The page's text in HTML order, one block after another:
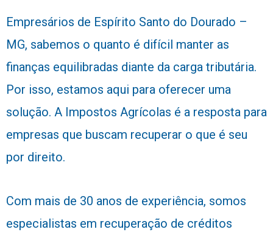
Empresários de Espírito Santo do Dourado –
MG, sabemos o quanto é difícil manter as
finanças equilibradas diante da carga tributária.
Por isso, estamos aqui para oferecer uma
solução. A Impostos Agrícolas é a resposta para
empresas que buscam recuperar o que é seu
por direito.
Com mais de 30 anos de experiência, somos
especialistas em recuperação de créditos